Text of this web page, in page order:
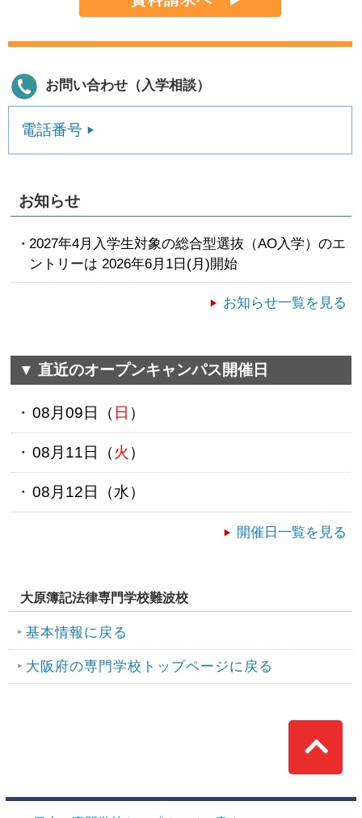
お問い合わせ（入学相談）
電話番号
お知らせ
2027年4月入学生対象の総合型選抜（AO入学）のエ
ントリーは 2026年6月1日(月)開始
お知らせ一覧を見る
▼ 直近のオープンキャンパス開催日
08月09日（ 日 ）
08月11日（ 火 ）
08月12日（水）
開催日一覧を見る
大原簿記法律専門学校難波校
基本情報に戻る
大阪府の専門学校トップページに戻る
Top